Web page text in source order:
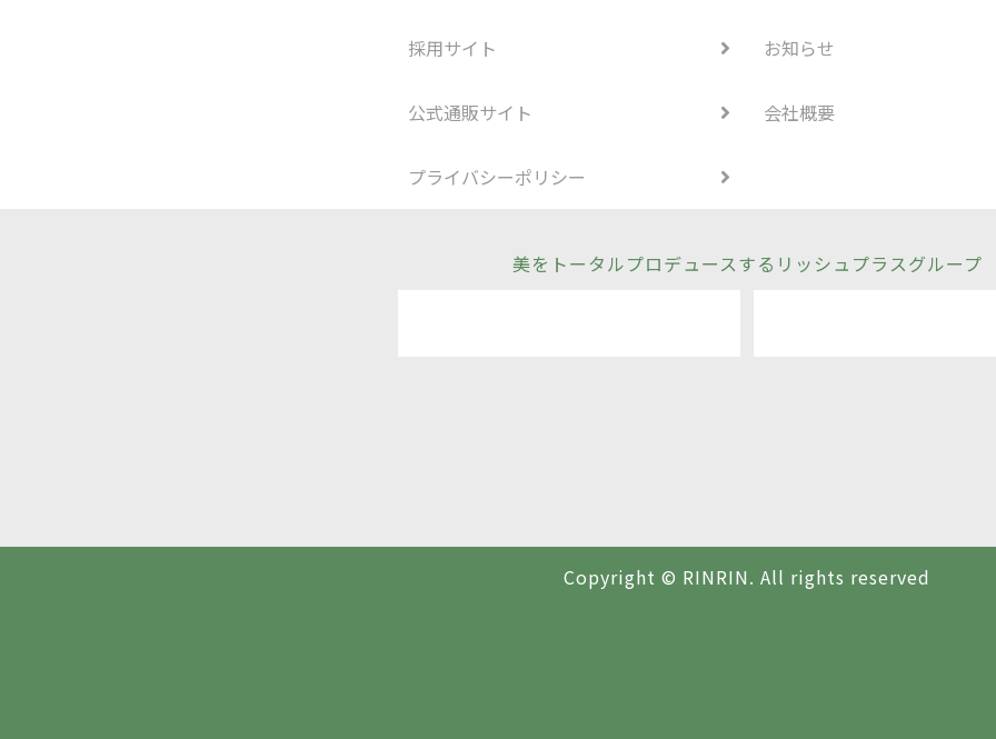
採用サイト お知らせ
公式通販サイト 会社概要
プライバシーポリシー
美をトータルプロデュースするリッシュプラスグループ
Copyright © RINRIN. All rights reserved